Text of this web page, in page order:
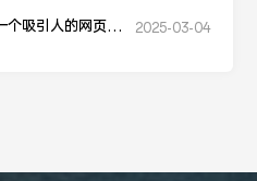
个吸引人的网页加
2025-03-04